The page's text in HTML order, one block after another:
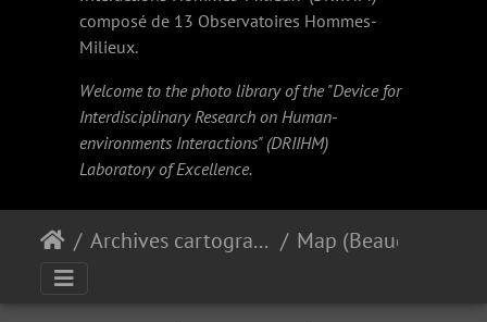
composé de 13 Observatoires Hommes-
Milieux.
Welcome to the photo library of the "Device for
Interdisciplinary Research on Human-
environments Interactions" (DRIIHM)
Laboratory of Excellence.
Archives cartographiques et topographiques